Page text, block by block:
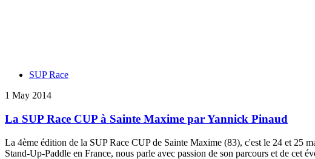
SUP Race
1 May 2014
La SUP Race CUP à Sainte Maxime par Yannick Pinaud
La 4ème édition de la SUP Race CUP de Sainte Maxime (83), c'est le 24 et 25
Stand-Up-Paddle en France, nous parle avec passion de son parcours et de cet